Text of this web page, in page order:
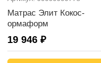
Матрас Элит Кокос-
ормаформ
19 946 ₽